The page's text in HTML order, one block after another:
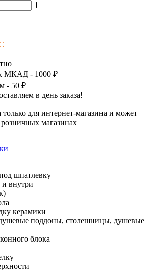
МКАД - 1000 ₽
- 50 ₽
в день заказа!
для интернет-магазина и может
магазинах
шпатлевку
внутри
керамики
поддоны, столешницы, душевые
блока